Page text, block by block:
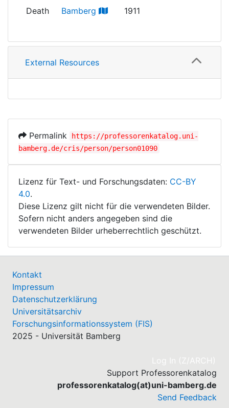
Death Bamberg 1911
External Resources
Permalink
https://professorenkatalog.uni-
bamberg.de/cris/person/person01090
Lizenz für Text- und Forschungsdaten: CC-BY
4.0.
Diese Lizenz gilt nicht für die verwendeten Bilder.
Sofern nicht anders angegeben sind die
verwendeten Bilder urheberrechtlich geschützt.
Kontakt
Impressum
Datenschutzerklärung
Universitätsarchiv
Forschungsinformationssystem (FIS)
2025 - Universität Bamberg
Log In (Z/ARCH)
Support Professorenkatalog
professorenkatalog(at)uni-bamberg.de
Send Feedback